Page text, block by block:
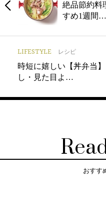
絶品節約料
すめ1週間…
LIFESTYLE レシピ
時短に嬉しい【丼弁当
し・見た目よ…
おすす